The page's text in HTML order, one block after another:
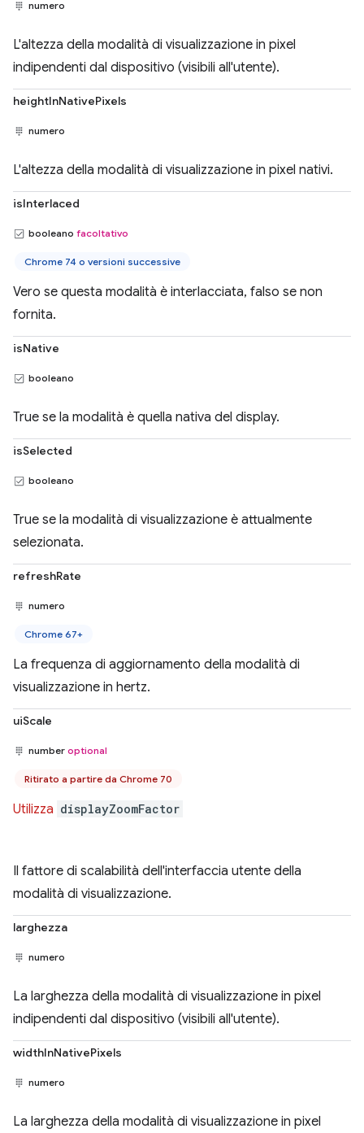
numero
L'altezza della modalità di visualizzazione in pixel
indipendenti dal dispositivo (visibili all'utente).
heightInNativePixels
numero
L'altezza della modalità di visualizzazione in pixel nativi.
isInterlaced
booleano facoltativo
Chrome 74 o versioni successive
Vero se questa modalità è interlacciata, falso se non
fornita.
isNative
booleano
True se la modalità è quella nativa del display.
isSelected
booleano
True se la modalità di visualizzazione è attualmente
selezionata.
refreshRate
numero
Chrome 67+
La frequenza di aggiornamento della modalità di
visualizzazione in hertz.
uiScale
number optional
Ritirato a partire da Chrome 70
Utilizza displayZoomFactor
Il fattore di scalabilità dell'interfaccia utente della
modalità di visualizzazione.
larghezza
numero
La larghezza della modalità di visualizzazione in pixel
indipendenti dal dispositivo (visibili all'utente).
widthInNativePixels
numero
La larghezza della modalità di visualizzazione in pixel